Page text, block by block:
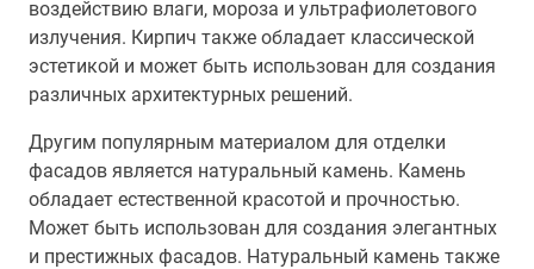
воздействию влаги, мороза и ультрафиолетового
излучения. Кирпич также обладает классической
эстетикой и может быть использован для создания
различных архитектурных решений.
Другим популярным материалом для отделки
фасадов является натуральный камень. Камень
обладает естественной красотой и прочностью.
Может быть использован для создания элегантных
и престижных фасадов. Натуральный камень также